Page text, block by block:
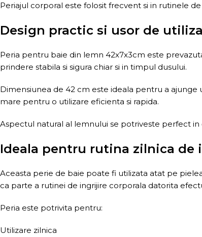
Periajul corporal este folosit frecvent si in rutinele
Design practic si usor de
Peria pentru baie din lemn 42x7x3cm este
prindere stabila si sigura chiar si in timpul dusului.
Dimensiunea de 42 cm este ideala pentru a ajunge
mare pentru o utilizare eficienta si rapida.
Aspectul natural al lemnului se potriveste perfect
Ideala pentru rutina zilnica de
Aceasta perie de baie poate fi utilizata atat pe
ca parte a rutinei de ingrijire corporala datorita
Peria este potrivita pentru:
Utilizare zilnica